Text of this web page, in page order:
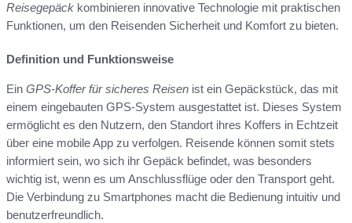
Reisegepäck kombinieren innovative Technologie mit praktischen
Funktionen, um den Reisenden Sicherheit und Komfort zu bieten.
Definition und Funktionsweise
Ein GPS-Koffer für sicheres Reisen ist ein Gepäckstück, das mit
einem eingebauten GPS-System ausgestattet ist. Dieses System
ermöglicht es den Nutzern, den Standort ihres Koffers in Echtzeit
über eine mobile App zu verfolgen. Reisende können somit stets
informiert sein, wo sich ihr Gepäck befindet, was besonders
wichtig ist, wenn es um Anschlussflüge oder den Transport geht.
Die Verbindung zu Smartphones macht die Bedienung intuitiv und
benutzerfreundlich.